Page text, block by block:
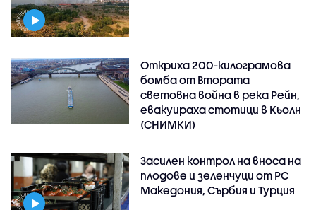
Откриха 200-килограмова
бомба от Втората
световна война в река Рейн,
евакуираха стотици в Кьолн
(СНИМКИ)
Засилен контрол на вноса на
плодове и зеленчуци от РС
Македония, Сърбия и Турция